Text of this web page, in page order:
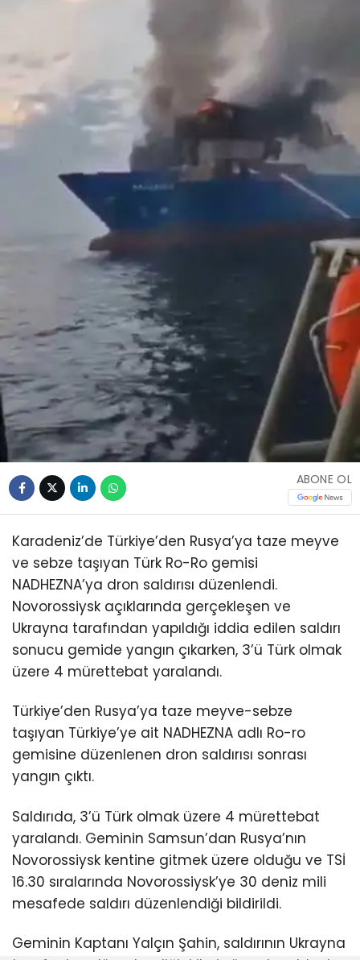
ABONE OL
Karadeniz’de Türkiye’den Rusya’ya taze meyve
ve sebze taşıyan Türk Ro-Ro gemisi
NADHEZNA’ya dron saldırısı düzenlendi.
Novorossiysk açıklarında gerçekleşen ve
Ukrayna tarafından yapıldığı iddia edilen saldırı
sonucu gemide yangın çıkarken, 3’ü Türk olmak
üzere 4 mürettebat yaralandı.
Türkiye’den Rusya’ya taze meyve-sebze
taşıyan Türkiye’ye ait NADHEZNA adlı Ro-ro
gemisine düzenlenen dron saldırısı sonrası
yangın çıktı.
Saldırıda, 3’ü Türk olmak üzere 4 mürettebat
yaralandı. Geminin Samsun’dan Rusya’nın
Novorossiysk kentine gitmek üzere olduğu ve TSİ
16.30 sıralarında Novorossiysk’ye 30 deniz mili
mesafede saldırı düzenlendiği bildirildi.
Geminin Kaptanı Yalçın Şahin, saldırının Ukrayna